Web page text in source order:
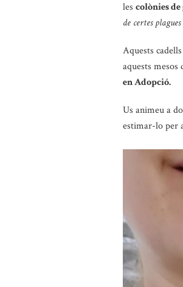
les colònies de
de certes
Aquests
aquests mesos
en Adopció.
Us animeu a
estimar-lo per